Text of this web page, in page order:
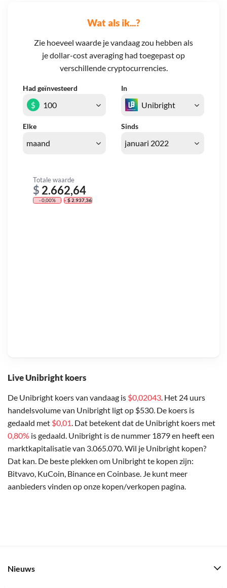
Live Unibright koers
De Unibright koers van vandaag is $0,02043. Het 24 uurs
handelsvolume van Unibright ligt op $530. De koers is
gedaald met $0,01. Dat betekent dat de Unibright koers met
0,80% is gedaald. Unibright is de nummer 1879 en heeft een
marktkapitalisatie van 3.065.070. Wil je Unibright kopen?
Dat kan. De beste plekken om Unibright te kopen zijn:
Bitvavo, KuCoin, Binance en Coinbase. Je kunt meer
aanbieders vinden op onze kopen/verkopen pagina.
Wat als ik...?
Zie hoeveel waarde je vandaag zou hebben als
je dollar-cost averaging had toegepast op
verschillende cryptocurrencies.
Had geïnvesteerd In
Elke Sinds
$
Totale waarde
$ 2.662,64
- 0,00% - $ 2.937,36
Nieuws